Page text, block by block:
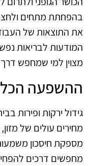
בהפחתת מתחים
המודעות לבריאות
מצוין למי שמחפש
ההשפעה
גידול ירקות ופירות
מחירים עולים של
מחפשים דרכים